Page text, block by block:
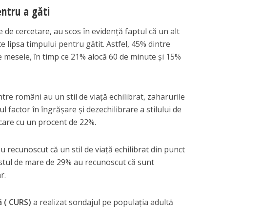
a găti
de cercetare, au scos în evidență faptul că un alt
lipsa timpului pentru gătit. Astfel, 45% dintre
în timp ce 21% alocă 60 de minute și 15%
români au un stil de viață echilibrat, zaharurile
factor în îngrășare și dezechilibrare a stilului de
cu un procent de 22%.
recunoscut că un stil de viață echilibrat din punct
de mare de 29% au recunoscut că sunt
CURS) a realizat sondajul pe populaţia adultă